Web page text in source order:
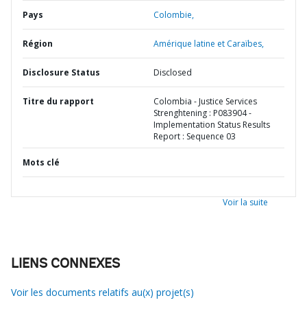
Pays Colombie,
Région Amérique latine et Caraïbes,
Disclosure Status Disclosed
Titre du rapport
Colombia - Justice Services
Strenghtening : P083904 -
Implementation Status Results
Report : Sequence 03
Mots clé
Voir la suite
LIENS CONNEXES
Voir les documents relatifs au(x) projet(s)